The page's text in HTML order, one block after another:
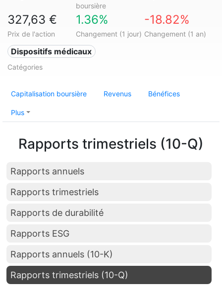
boursière
327,63 €
Prix de l'action
1.36%
Changement (1 jour)
-18.82%
Changement (1 an)
Dispositifs médicaux
Catégories
Capitalisation boursière Revenus Bénéfices
Plus
Rapports trimestriels (10-Q)
Rapports annuels
Rapports trimestriels
Rapports de durabilité
Rapports ESG
Rapports annuels (10-K)
Rapports trimestriels (10-Q)